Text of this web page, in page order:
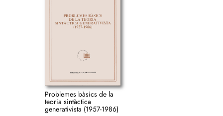
Problemes bàsics de la
teoria sintàctica
generativista (1957-1986)